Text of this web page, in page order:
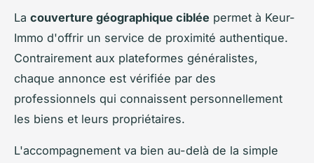
La couverture géographique ciblée permet à Keur-
Immo d'offrir un service de proximité authentique.
Contrairement aux plateformes généralistes,
chaque annonce est vérifiée par des
professionnels qui connaissent personnellement
les biens et leurs propriétaires.
L'accompagnement va bien au-delà de la simple